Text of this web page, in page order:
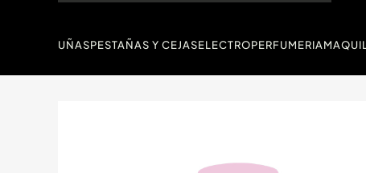
search
UÑASPESTAÑAS Y CEJASELECTROPERFUMERIA